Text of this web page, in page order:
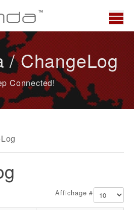
/ ChangeLog
Connected!
Affichage #